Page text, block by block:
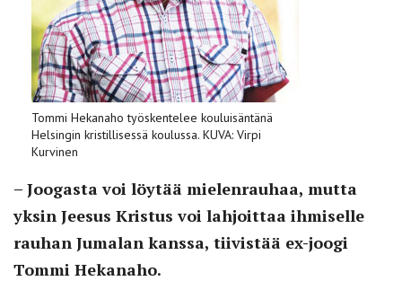
Tommi Hekanaho työskentelee koulu­isäntänä
Helsingin kristillisessä koulussa. KUVA: Virpi
Kurvinen
– Joogasta voi löytää mielenrauhaa, mutta
yksin Jeesus Kristus voi lahjoittaa ihmiselle
rauhan Jumalan kanssa, tiivistää ex-joogi
Tommi Hekanaho.